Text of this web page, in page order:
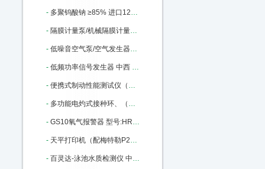
- 多聚钨酸钠 ≥85% 进口12141-67-2 ≥85% 100g 中西 型号:BS32-71913库号：M335373
- 隔膜计量泵/机械隔膜计量泵 中西型号:YL01-GM0050库号：M342422
- 低噪音空气泵/空气发生器（中西器材）优势 型号:AJ27/SGK-5LB库号：M368735
- 低频功率信号发生器 中西 型号:HWY4-ZN1040C库号：M377837
- 便携式制动性能测试仪（手持式、带制动曲线）中西 型号:XAKJ3-WZD-H库号：M377990
- 多功能电灼式接种环、（针）/红外灭菌器 中西 型号:HS16-008A库号：M378866
- GS10氧气报警器 型号:HR79-GS10-O2库号：M391733
- 天平打印机（配梅特勒P28型打印机）中西 型号:KY56/110ME库号：M402704
- 百灵达-泳池水质检测仪 中西型号:BH011 - Pooltest6库号：M403464